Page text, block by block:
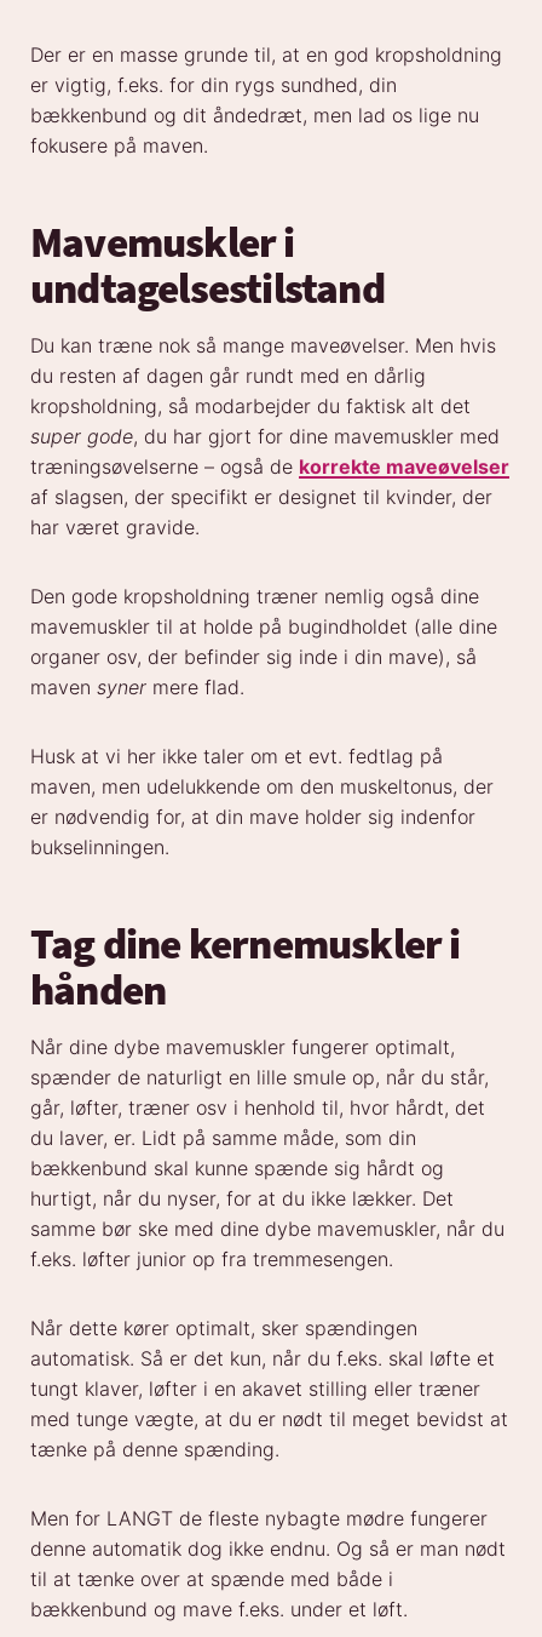
Der er en masse grunde til, at en god kropsholdning
er vigtig, f.eks. for din rygs sundhed, din
bækkenbund og dit åndedræt, men lad os lige nu
fokusere på maven.
Mavemuskler i
undtagelsestilstand
Du kan træne nok så mange maveøvelser. Men hvis
du resten af dagen går rundt med en dårlig
kropsholdning, så modarbejder du faktisk alt det
super gode, du har gjort for dine mavemuskler med
træningsøvelserne – også de korrekte maveøvelser
af slagsen, der specifikt er designet til kvinder, der
har været gravide.
Den gode kropsholdning træner nemlig også dine
mavemuskler til at holde på bugindholdet (alle dine
organer osv, der befinder sig inde i din mave), så
maven syner mere flad.
Husk at vi her ikke taler om et evt. fedtlag på
maven, men udelukkende om den muskeltonus, der
er nødvendig for, at din mave holder sig indenfor
bukselinningen.
Tag dine kernemuskler i
hånden
Når dine dybe mavemuskler fungerer optimalt,
spænder de naturligt en lille smule op, når du står,
går, løfter, træner osv i henhold til, hvor hårdt, det
du laver, er. Lidt på samme måde, som din
bækkenbund skal kunne spænde sig hårdt og
hurtigt, når du nyser, for at du ikke lækker. Det
samme bør ske med dine dybe mavemuskler, når du
f.eks. løfter junior op fra tremmesengen.
Når dette kører optimalt, sker spændingen
automatisk. Så er det kun, når du f.eks. skal løfte et
tungt klaver, løfter i en akavet stilling eller træner
med tunge vægte, at du er nødt til meget bevidst at
tænke på denne spænding.
Men for LANGT de fleste nybagte mødre fungerer
denne automatik dog ikke endnu. Og så er man nødt
til at tænke over at spænde med både i
bækkenbund og mave f.eks. under et løft.